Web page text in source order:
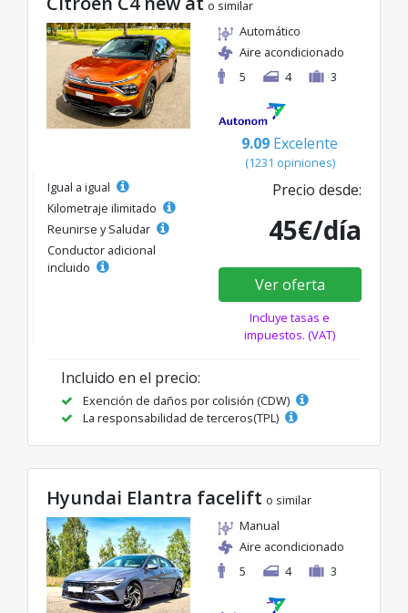
o similar
Automático
Aire acondicionado
5
4 3
9.09 Excelente
(1231 opiniones)
Igual a igual
Kilometraje ilimitado
Reunirse y Saludar
Conductor adicional
incluido
Precio desde:
45€/día
Ver oferta
Incluye tasas e
impuestos. (VAT)
Incluido en el precio:
Exención de daños por colisión (CDW)
La responsabilidad de terceros(TPL)
Hyundai Elantra facelift o similar
Manual
Aire acondicionado
5
4 3